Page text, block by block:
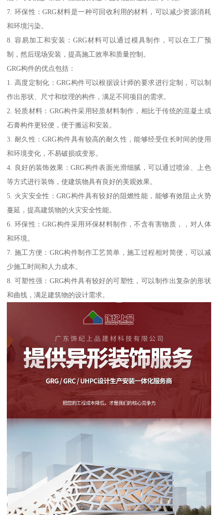
7. 环保性：GRG材料是一种可回收利用的材料，可以减少资源消耗
和环境污染。
8. 容易加工和安装：GRG材料可以通过模具制作，可以在工厂预
制，然后现场安装，提高施工效率和质量控制。
GRG构件的优点包括：
1. 高度定制化：GRG构件可以根据设计师的要求进行定制，可以制
作出形状、尺寸和纹理的构件，满足不同项目的需求。
2. 轻质材料：GRG构件采用轻质材料制作，相比于传统的混凝土或
石膏构件更轻便，便于搬运和安装。
3. 耐久性：GRG构件具有较高的耐久性，能够经受住长时间的使用
和环境变化，不易破损或变形。
4. 良好的装饰效果：GRG构件表面光滑细腻，可以通过喷涂、上色
等方式进行装饰，使建筑物具有良好的美观效果。
5. 火灾安全性：GRG构件具有较好的阻燃性能，能够有效阻止火势
蔓延，提高建筑物的火灾安全性能。
6. 环保性：GRG构件采用环保材料制作，不含有害物质，，对人体
和环境。
7. 施工方便：GRG构件制作工艺简单，施工过程相对简便，可以减
少施工时间和人力成本。
8. 可塑性强：GRG构件具有较好的可塑性，可以制作出复杂的形状
和曲线，满足建筑物的设计需求。